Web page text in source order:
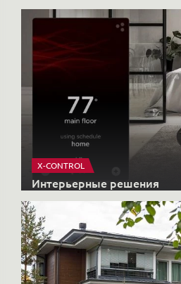
X-CONTROL
Интерьерные решения